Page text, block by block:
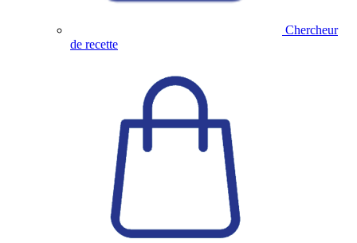
Chercheur
de recette